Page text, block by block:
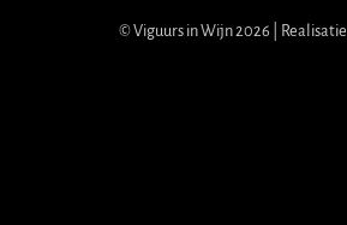
© Viguurs in Wijn 2026 | Realisatie